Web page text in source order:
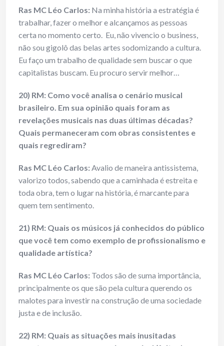
Ras MC Léo Carlos: Na minha história a estratégia é
trabalhar, fazer o melhor e alcançamos as pessoas
certa no momento certo. Eu, não vivencio o business,
não sou gigolô das belas artes sodomizando a cultura.
Eu faço um trabalho de qualidade sem buscar o que
capitalistas buscam. Eu procuro servir melhor…
20) RM: Como você analisa o cenário musical
brasileiro. Em sua opinião quais foram as
revelações musicais nas duas últimas décadas?
Quais permaneceram com obras consistentes e
quais regrediram?
Ras MC Léo Carlos:Avalio de maneira antissistema,
valorizo todos, sabendo que a caminhada é estreita e
toda obra, tem o lugar na história, é marcante para
quem tem sentimento.
21) RM: Quais os músicos já conhecidos do público
que você tem como exemplo de profissionalismo e
qualidade artística?
Ras MC Léo Carlos: Todos são de suma importância,
principalmente os que são pela cultura querendo os
malotes para investir na construção de uma sociedade
justa e de inclusão.
22) RM: Quais as situações mais inusitadas